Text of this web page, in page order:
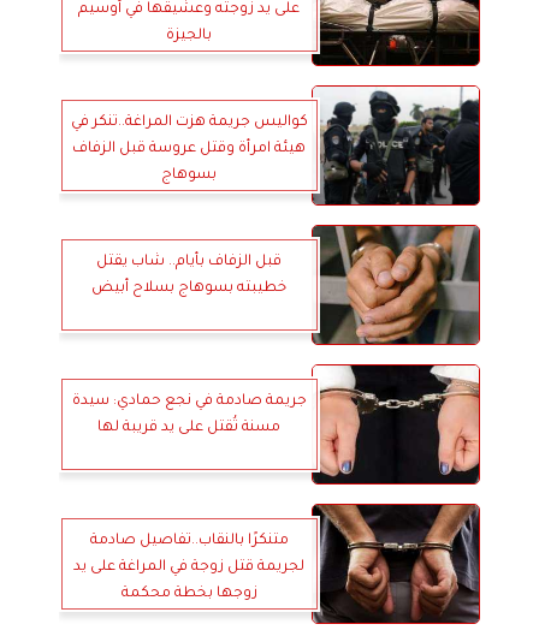
على يد زوجته وعشيقها في أوسيم
بالجيزة
كواليس جريمة هزت المراغة..تنكر في
هيئة امرأة وقتل عروسة قبل الزفاف
بسوهاج
قبل الزفاف بأيام.. شاب يقتل
خطيبته بسوهاج بسلاح أبيض
جريمة صادمة في نجع حمادي: سيدة
مسنة تُقتل على يد قريبة لها
متنكرًا بالنقاب..تفاصيل صادمة
لجريمة قتل زوجة في المراغة على يد
زوجها بخطة محكمة